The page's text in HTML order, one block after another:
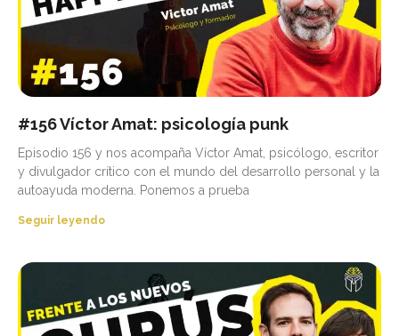
#156 Víctor Amat: psicología punk
Episodio 156 y nos acompaña Víctor Amat, psicólogo, escritor
y divulgador crítico con el mundo del desarrollo personal y la
autoayuda moderna. Ponemos a prueba
Seguir leyendo